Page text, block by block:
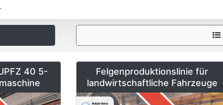
40 5-
Felgenproduktionslinie für
landwirtschaftliche Fahrzeuge
LMF1